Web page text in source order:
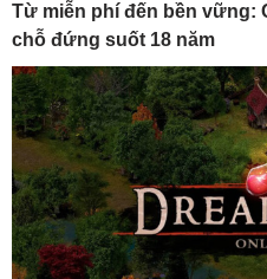
Từ miễn phí đến bền vững:
chỗ đứng suốt 18 năm